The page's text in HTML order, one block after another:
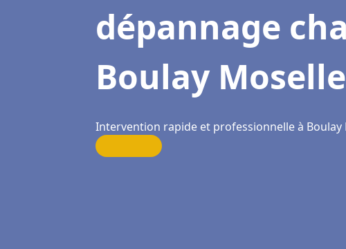
dépannage
Boulay Moselle
Intervention rapide et professionnelle à Boulay